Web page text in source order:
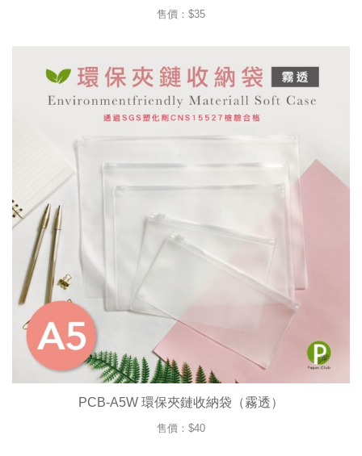
售價：$35
PCB-A5W 環保夾鏈收納袋（霧透）
售價：$40